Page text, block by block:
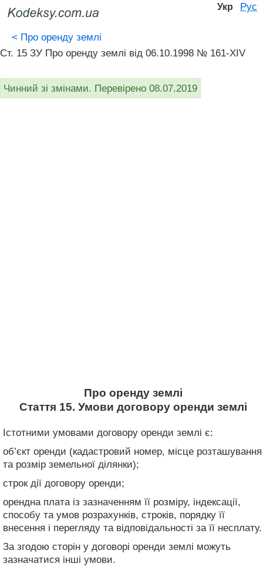
Укр Рус
< Про оренду землі
Ст. 15 ЗУ Про оренду землі від 06.10.1998 № 161-XIV
Чинний зі змінами. Перевірено 08.07.2019
Про оренду землі
Стаття 15. Умови договору оренди землі
Істотними умовами договору оренди землі є:
об’єкт оренди (кадастровий номер, місце розташування
та розмір земельної ділянки);
строк дії договору оренди;
орендна плата із зазначенням її розміру, індексації,
способу та умов розрахунків, строків, порядку її
внесення і перегляду та відповідальності за її несплату.
За згодою сторін у договорі оренди землі можуть
зазначатися інші умови.